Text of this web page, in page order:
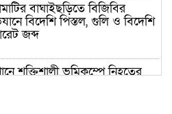
বাঘাইছড়িতে বিজিবির
বিদেশি পিস্তল, গুলি ও বিদেশি
জব্দ
শক্তিশালী ভূমিকম্পে নিহতের